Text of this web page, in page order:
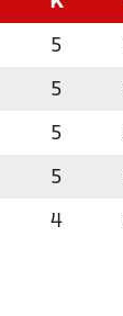
5
5
5
5
4